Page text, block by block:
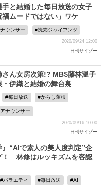
手と結婚した毎日放送の女子
福ムードではない」ワケ
ウンサー 読売ジャイアンツ
2020/09/24 12:00
日刊サイゾー
さん女房次第!? MBS藤林温子
・伊織と結婚の舞台裏
毎日放送 からし蓮根
ナウンサー
2020/09/16 10:00
日刊サイゾー
』“AIで素人の美人度判定”企
！ 林修はルッキズムを容認
バラエティ 毎日放送 AI